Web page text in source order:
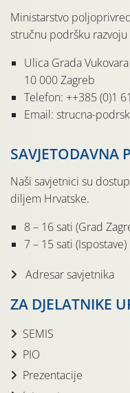
Ministarstvo
stručnu podršku
Ulica Grada
10 000 Zagreb
Telefon: ++385 (0)1
Email: strucna-
SAVJETODAVNA
Naši savjetnici su
diljem Hrvatske.
8 – 16 sati (Grad
7 – 15 sati (Ispostave)
Adresar savjetnika
ZA DJELATNIKE
SEMIS
PIO
Prezentacije